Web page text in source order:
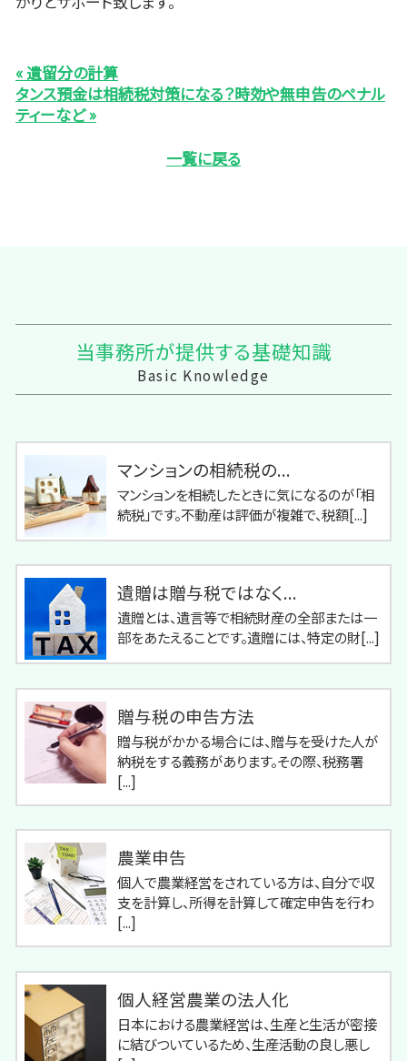
« 遺留分の計算
タンス預金は相続税対策になる？時効や無申告のペナル
ティーなど »
一覧に戻る
当事務所が提供する基礎知識
Basic Knowledge
マンションの相続税の...
マンションを相続したときに気になるのが「相
続税」です。不動産は評価が複雑で、税額[...]
遺贈は贈与税ではなく...
遺贈とは、遺言等で相続財産の全部または一
部をあたえることです。遺贈には、特定の財[...]
贈与税の申告方法
贈与税がかかる場合には、贈与を受けた人が
納税をする義務があります。その際、税務署
[...]
農業申告
個人で農業経営をされている方は、自分で収
支を計算し、所得を計算して確定申告を行わ
[...]
個人経営農業の法人化
日本における農業経営は、生産と生活が密接
に結びついているため、生産活動の良し悪し